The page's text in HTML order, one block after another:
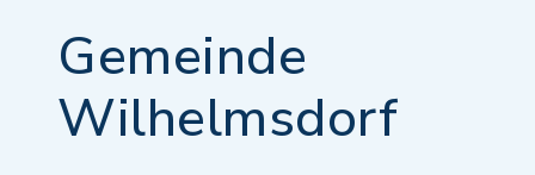
Gemeinde
Wilhelmsdorf